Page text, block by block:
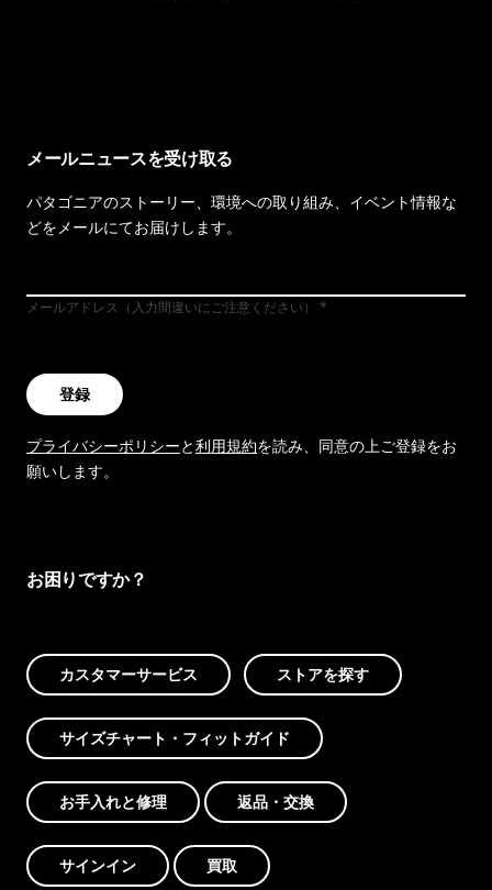
メールニュースを受け取る
パタゴニアのストーリー、環境への取り組み、イベント情報な
どをメールにてお届けします。
メールアドレス（入力間違いにご注意ください）
登録
プライバシーポリシーと利用規約を読み、同意の上ご登録をお
願いします。
お困りですか？
カスタマーサービス ストアを探す
サイズチャート・フィットガイド
お手入れと修理 返品・交換
サインイン 買取